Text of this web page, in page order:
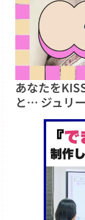
あなたを
と… ジュリー